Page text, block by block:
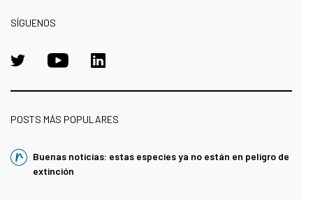
SÍGUENOS
POSTS MÁS POPULARES
Buenas noticias: estas especies ya no están en peligro de
extinción